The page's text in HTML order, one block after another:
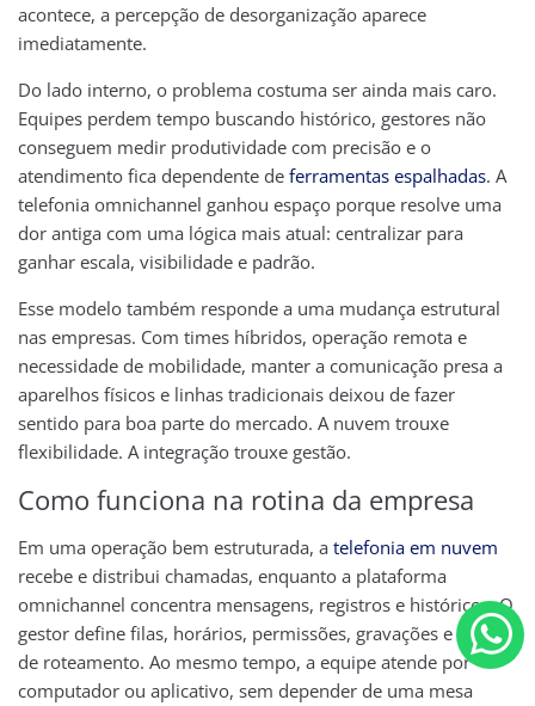
acontece, a percepção de desorganização aparece
imediatamente.
Do lado interno, o problema costuma ser ainda mais caro.
Equipes perdem tempo buscando histórico, gestores não
conseguem medir produtividade com precisão e o
atendimento fica dependente de ferramentas espalhadas. A
telefonia omnichannel ganhou espaço porque resolve uma
dor antiga com uma lógica mais atual: centralizar para
ganhar escala, visibilidade e padrão.
Esse modelo também responde a uma mudança estrutural
nas empresas. Com times híbridos, operação remota e
necessidade de mobilidade, manter a comunicação presa a
aparelhos físicos e linhas tradicionais deixou de fazer
sentido para boa parte do mercado. A nuvem trouxe
flexibilidade. A integração trouxe gestão.
Como funciona na rotina da empresa
Em uma operação bem estruturada, a telefonia em nuvem
recebe e distribui chamadas, enquanto a plataforma
omnichannel concentra mensagens, registros e históricos. O
gestor define filas, horários, permissões, gravações e regras
de roteamento. Ao mesmo tempo, a equipe atende por
computador ou aplicativo, sem depender de uma mesa